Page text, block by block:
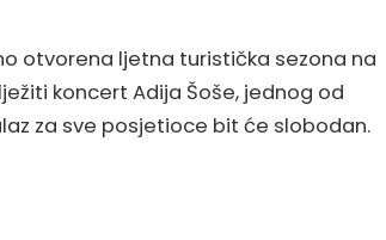
otvorena ljetna turistička sezona na
koncert Adija Šoše, jednog od
za sve posjetioce bit će slobodan.